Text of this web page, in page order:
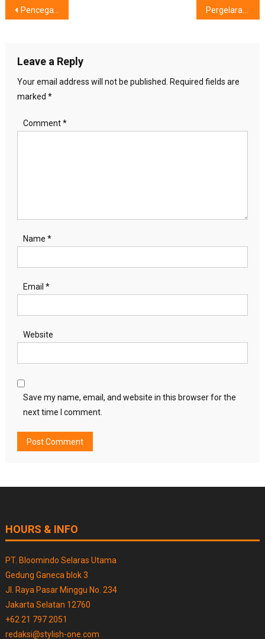
Post
Pencegahan Hipertensi dan Stroke Sejak Dini, Ketika Berdekap Tensimeter EZ & IQ Pergelaran Kolaboratif 250 Penampil, Galang Dukungan Publik Untuk YKAKI
Leave a Reply
Your email address will not be published. Required fields are
marked *
Comment*
Name *
Email *
Website
Save my name, email, and website in this browser for the
next time I comment.
HOURS & INFO
PT. Bloomindo Selaras Utama
Gedung Ganeca blok 3
Jl. Raya Pasar Minggu No. 234
Jakarta Selatan 12760
+62 21 797 2051
redaksi@stylish-one.com